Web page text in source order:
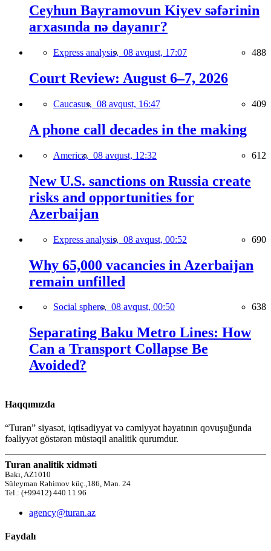
Ceyhun Bayramovun Kiyev səfərinin
arxasında nə dayanır?
Express analysis, 08 avqust, 17:07 488
Court Review: August 6–7, 2026
Caucasus, 08 avqust, 16:47 409
A phone call decades in the making
America, 08 avqust, 12:32 612
New U.S. sanctions on Russia create
risks and opportunities for
Azerbaijan
Express analysis, 08 avqust, 00:52 690
Why 65,000 vacancies in Azerbaijan
remain unfilled
Social sphere, 08 avqust, 00:50 638
Separating Baku Metro Lines: How
Can a Transport Collapse Be
Avoided?
Haqqımızda
“Turan” siyasət, iqtisadiyyat və cəmiyyət həyatının qovuşuğunda
fəaliyyət göstərən müstəqil analitik qurumdur.
Turan analitik xidməti
Bakı, AZ1010
Süleyman Rəhimov küç.,186, Mən. 24
Tel.: (+99412) 440 11 96
agency@turan.az
Faydalı